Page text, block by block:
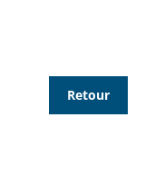
Retour